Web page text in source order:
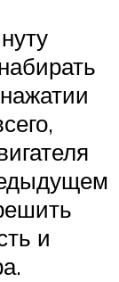
и